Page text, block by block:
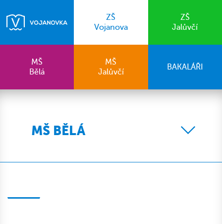
ZŠ
Vojanova
ZŠ
Jalůvčí
MŠ
Bělá
MŠ
Jalůvčí
BAKALÁŘI
MŠ BĚLÁ